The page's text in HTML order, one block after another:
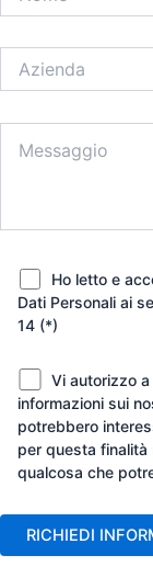
Ho letto e
Dati Personali ai
14 (*)
Vi autorizzo
informazioni sui
potrebbero
per questa finalità
qualcosa che